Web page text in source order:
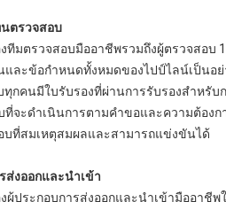
ตรวจสอบ
งทีมตรวจสอบมืออาชีพรวมถึงผู้ตรวจสอบ
และข้อกำหนดทั้งหมดของไปป์ไลน์เป็นอย่
ทุกคนมีใบรับรองที่ผ่านการรับรองสำหรับ
ที่จะดำเนินการตามคำขอและความต้องก
บที่สมเหตุสมผลและสามารถแข่งขันได้
ส่งออกและนำเข้า
งผู้ประกอบการส่งออกและนำเข้ามืออาชีพ